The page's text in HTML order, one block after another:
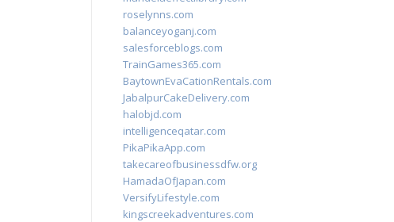
roselynns.com
balanceyoganj.com
salesforceblogs.com
TrainGames365.com
BaytownEvaCationRentals.com
JabalpurCakeDelivery.com
halobjd.com
intelligenceqatar.com
PikaPikaApp.com
takecareofbusinessdfw.org
HamadaOfJapan.com
VersifyLifestyle.com
kingscreekadventures.com